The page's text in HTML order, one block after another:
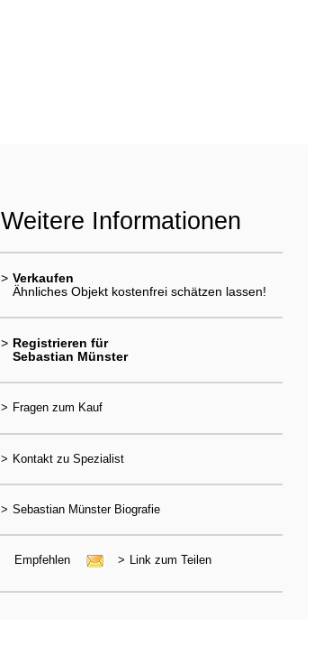
Weitere Informationen
> Verkaufen
Ähnliches Objekt kostenfrei schätzen lassen!
> Registrieren für
Sebastian Münster
> Fragen zum Kauf
> Kontakt zu Spezialist
> Sebastian Münster Biografie
Empfehlen > Link zum Teilen